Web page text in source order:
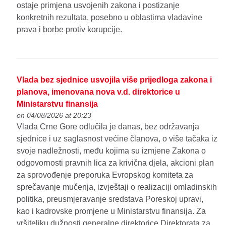
ostaje primjena usvojenih zakona i postizanje
konkretnih rezultata, posebno u oblastima vladavine
prava i borbe protiv korupcije.
Vlada bez sjednice usvojila više prijedloga zakona i
planova, imenovana nova v.d. direktorice u
Ministarstvu finansija
on 04/08/2026 at 20:23
Vlada Crne Gore odlučila je danas, bez održavanja
sjednice i uz saglasnost većine članova, o više tačaka iz
svoje nadležnosti, među kojima su izmjene Zakona o
odgovornosti pravnih lica za krivična djela, akcioni plan
za sprovođenje preporuka Evropskog komiteta za
sprečavanje mučenja, izvještaji o realizaciji omladinskih
politika, preusmjeravanje sredstava Poreskoj upravi,
kao i kadrovske promjene u Ministarstvu finansija. Za